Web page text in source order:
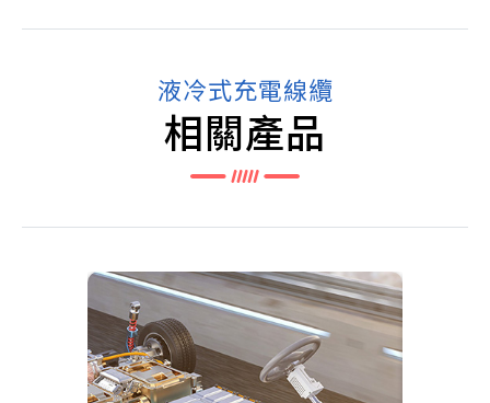
液冷式充電線纜
相關產品